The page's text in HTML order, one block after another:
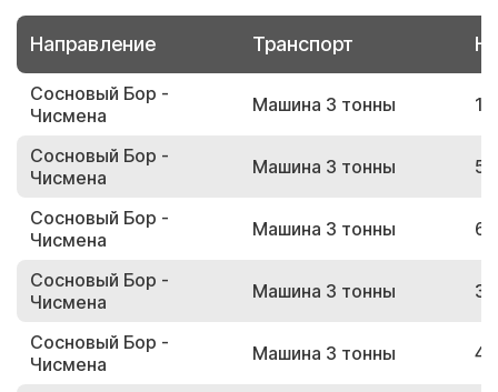
Направление Транспорт
Сосновый Бор -
Чисмена
Машина 3 тонны
Сосновый Бор -
Чисмена
Машина 3 тонны
Сосновый Бор -
Чисмена
Машина 3 тонны
Сосновый Бор -
Чисмена
Машина 3 тонны
Сосновый Бор -
Чисмена
Машина 3 тонны